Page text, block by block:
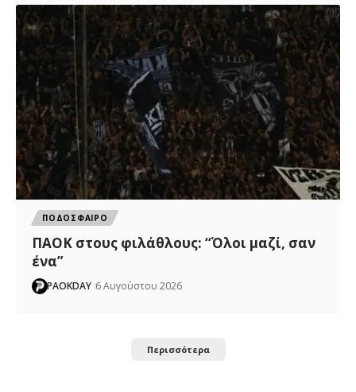
ΠΟΔΟΣΦΑΙΡΟ
ΠΑΟΚ στους φιλάθλους: “Όλοι μαζί, σαν
ένα”
PAOKDAY 6 Αυγούστου 2026
Περισσότερα